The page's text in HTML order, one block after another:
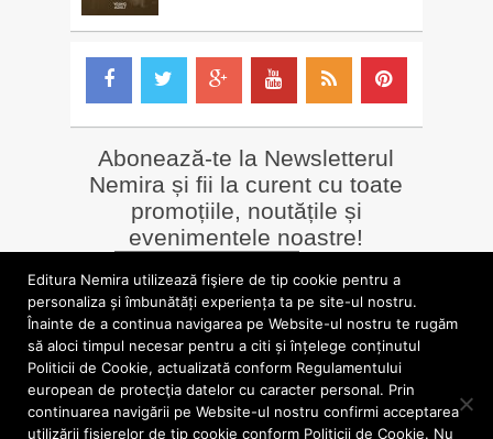
Abonează-te la Newsletterul
Nemira și fii la curent cu toate
promoțiile, noutățile și
evenimentele noastre!
LIBRĂRII online
» Librăria Online Nemira
» Nemi
Alte siteuri
»Nemira Media
» Valentin Nicolau
Editura Nemira utilizează fişiere de tip cookie pentru a
personaliza și îmbunătăți experiența ta pe site-ul nostru.
Înainte de a continua navigarea pe Website-ul nostru te rugăm
să aloci timpul necesar pentru a citi și înțelege conținutul
Politicii de Cookie, actualizată conform Regulamentului
european de protecţia datelor cu caracter personal. Prin
continuarea navigării pe Website-ul nostru confirmi acceptarea
utilizării fişierelor de tip cookie conform Politicii de Cookie. Nu